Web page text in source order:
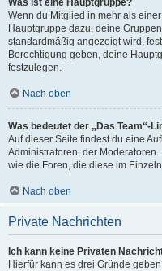
Was ist eine Hauptgruppe?
Wenn du Mitglied in mehr als
Hauptgruppe dazu, deine
standardmäßig angezeigt wird,
Berechtigung geben, deine
festzulegen.
Nach oben
Was bedeutet der „Das Team“-
Auf dieser Seite findest du eine
Administratoren, der
wie die Foren, die diese im
Nach oben
Private Nachrichten
Ich kann keine Privaten
Hierfür kann es drei Gründe